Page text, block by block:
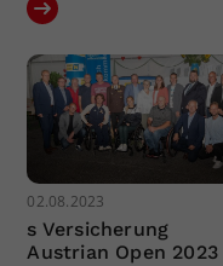
02.08.2023
s Versicherung
Austrian Open 2023